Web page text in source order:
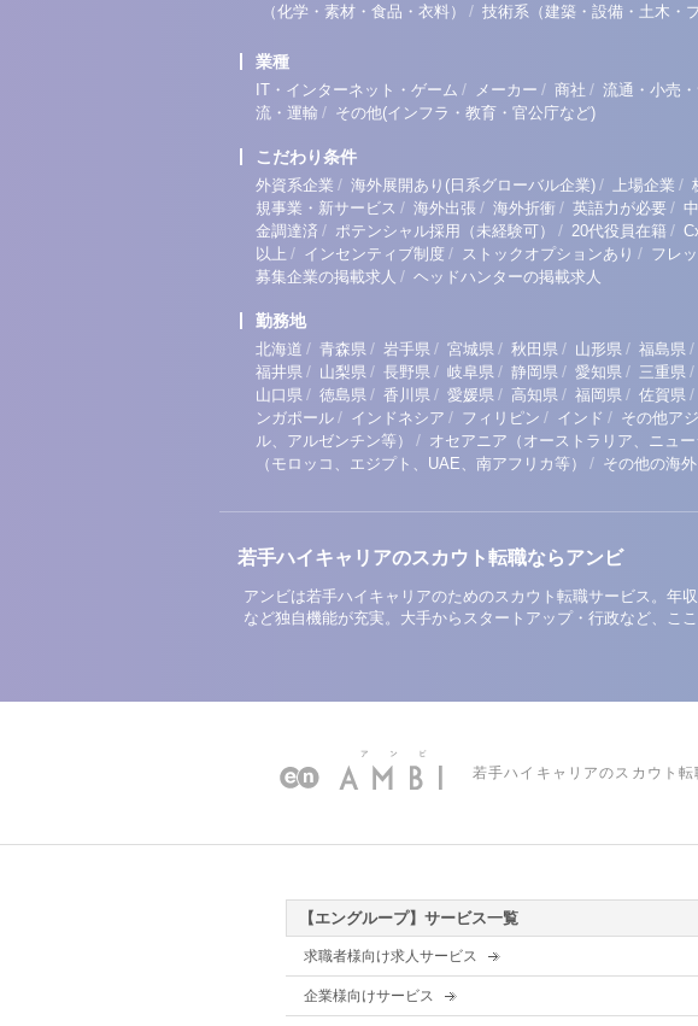
（化学・素材・食品・衣料）
/ 技術系（建築・設備・土木・
業種
IT・インターネット・ゲーム / メーカー / 商社 / 流通・小売
流・運輸 / その他(インフラ・教育・官公庁など)
こだわり条件
外資系企業 / 海外展開あり(日系グローバル企業) / 上場企業 /
規事業・新サービス / 海外出張 / 海外折衝 / 英語力が必要 /
金調達済 / ポテンシャル採用（未経験可） / 20代役員在籍 /
以上 / インセンティブ制度 / ストックオプションあり / フレ
募集企業の掲載求人 / ヘッドハンターの掲載求人
勤務地
北海道 / 青森県 / 岩手県 / 宮城県 / 秋田県 / 山形県 / 福島県 /
福井県 / 山梨県 / 長野県 / 岐阜県 / 静岡県 / 愛知県 / 三重県 /
山口県 / 徳島県 / 香川県 / 愛媛県 / 高知県 / 福岡県 / 佐賀県 /
ンガポール / インドネシア / フィリピン / インド / その他ア
ル、アルゼンチン等）
/ オセアニア（オーストラリア、ニュー
（モロッコ、エジプト、UAE、南アフリカ等）
/ その他の海外
若手ハイキャリアのスカウト転職ならアンビ
アンビは若手ハイキャリアのためのスカウト転職サービス。年
など独自機能が充実。大手からスタートアップ・行政など、ここ
若手ハイキャリアのスカウト転
【エングループ】サービス一覧
求職者様向け求人サービス
企業様向けサービス